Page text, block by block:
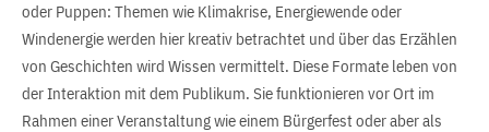
oder Puppen: Themen wie Klimakrise, Energiewende oder
Windenergie werden hier kreativ betrachtet und über das Erzählen
von Geschichten wird Wissen vermittelt. Diese Formate leben von
der Interaktion mit dem Publikum. Sie funktionieren vor Ort im
Rahmen einer Veranstaltung wie einem Bürgerfest oder aber als